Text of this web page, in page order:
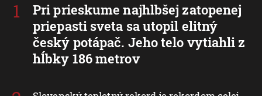
Pri prieskume najhlbšej zatopenej
priepasti sveta sa utopil elitný
český potápač. Jeho telo vytiahli z
hĺbky 186 metrov